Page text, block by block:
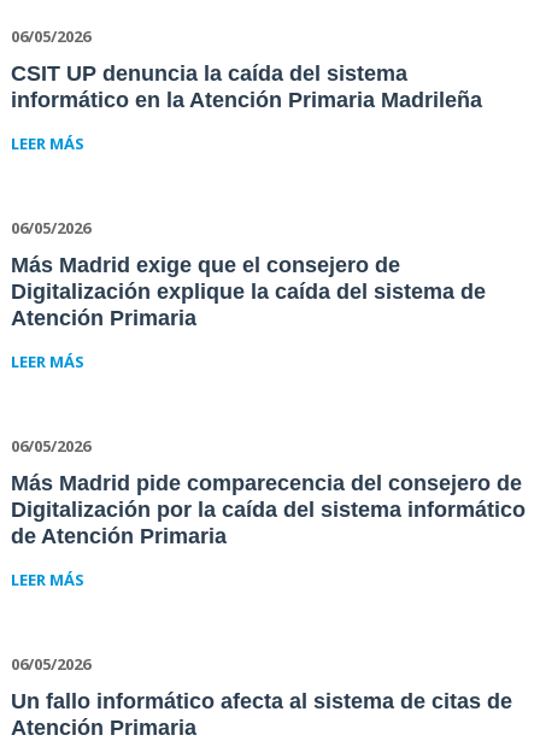
06/05/2026
CSIT UP denuncia la caída del sistema
informático en la Atención Primaria Madrileña
LEER MÁS
06/05/2026
Más Madrid exige que el consejero de
Digitalización explique la caída del sistema de
Atención Primaria
LEER MÁS
06/05/2026
Más Madrid pide comparecencia del consejero de
Digitalización por la caída del sistema informático
de Atención Primaria
LEER MÁS
06/05/2026
Un fallo informático afecta al sistema de citas de
Atención Primaria